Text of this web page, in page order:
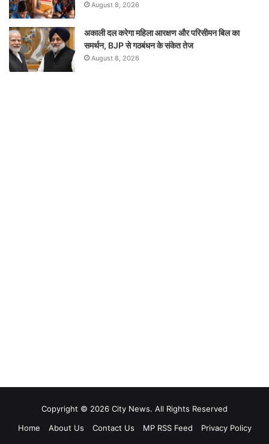
August 8, 2026
अकाली दल करेगा महिला आरक्षण और परिसीमन बिल का
समर्थन, BJP से गठबंधन के संकेत तेज
August 8, 2026
Copyright © 2026 City News. All Rights Reserved
Home
About Us Contact Us MP RSS Feed Privacy Policy